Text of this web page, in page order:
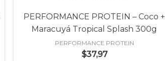
PERFORMANCE PROTEIN – Coco +
Maracuyá Tropical Splash 300g
PERFORMANCE PROTEIN
$37,97